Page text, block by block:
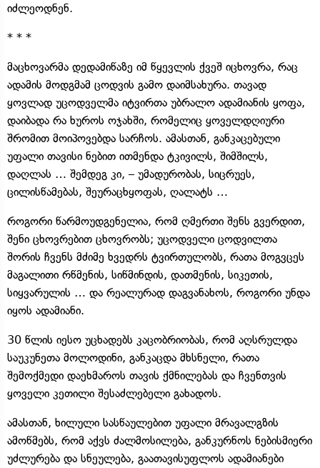
იძლეოდნენ.
* * *
მაცხოვარმა დედამიწაზე იმ წყევლის ქვეშ იცხოვრა, რაც
ადამის მოდგმამ ცოდვის გამო დაიმსახურა. თავად
ყოვლად უცოდველმა იტვირთა უბრალო ადამიანის ყოფა,
დაიბადა რა ხუროს ოჯახში, რომელიც ყოველდღიური
შრომით მოიპოვებდა სარჩოს. ამასთან, განკაცებული
უფალი თავისი ნებით ითმენდა ტკივილს, შიმშილს,
დაღლას … შემდეგ კი, – უმადურობას, სიცრუეს,
ცილისწამებას, შეურაცხყოფას, ღალატს …
როგორი წარმოუდგენელია, რომ ღმერთი შენს გვერდით,
შენი ცხოვრებით ცხოვრობს; უცოდველი ცოდვილთა
შორის ჩვენს მძიმე ხვედრს ტვირთულობს, რათა მოგვცეს
მაგალითი რწმენის, სიწმინდის, დათმენის, სიკეთის,
სიყვარულის … და რეალურად დაგვანახოს, როგორი უნდა
იყოს ადამიანი.
30 წლის იესო უცხადებს კაცობრიობას, რომ აღსრულდა
საუკუნეთა მოლოდინი, განკაცდა მხსნელი, რათა
შემოქმედი დაეხმაროს თავის ქმნილებას და ჩვენთვის
ყოველი კეთილი შესაძლებელი გახადოს.
ამასთან, ხილული სასწაულებით უფალი მრავალგზის
ამოწმებს, რომ აქვს ძალმოსილება, განკურნოს ნებისმიერი
უძლურება და სნეულება, გაათავისუფლოს ადამიანები